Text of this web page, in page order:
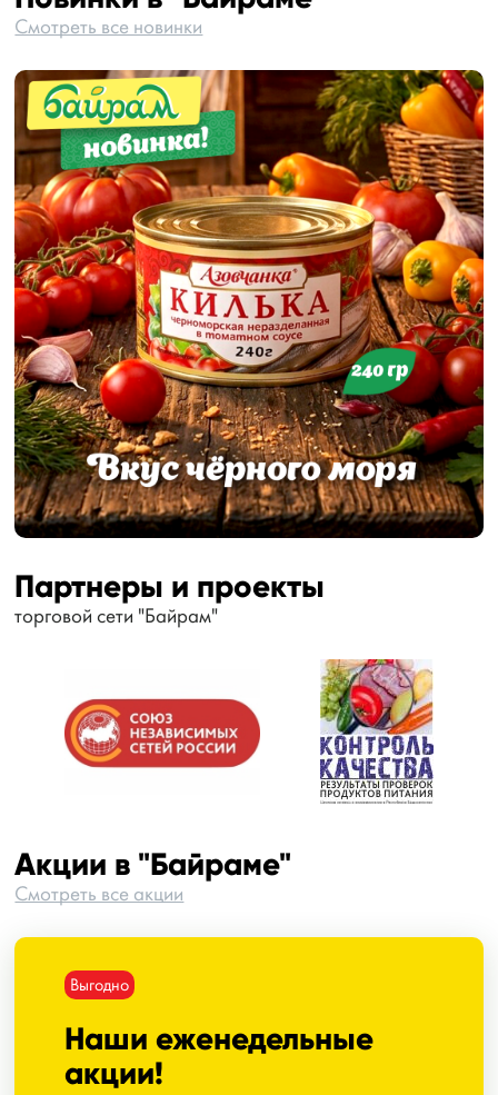
Смотреть все новинки
Партнеры и проекты
торговой сети "Байрам"
Акции в "Байраме"
Смотреть все акции
Выгодно
Наши еженедельные
акции!